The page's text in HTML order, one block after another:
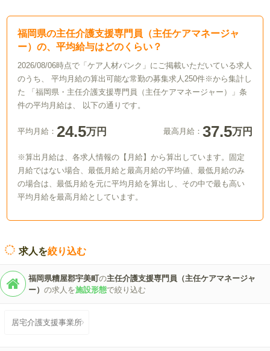
福岡県の主任介護支援専門員（主任ケアマネージャ
ー）の、平均給与はどのくらい？
2026/08/06時点で「ケア人材バンク」にご掲載いただいている求人
のうち、 平均月給の算出可能な常勤の募集求人250件※から集計し
た 「福岡県・主任介護支援専門員（主任ケアマネージャー）」条
件の平均月給は、 以下の通りです。
平均月給： 24.5万円 最高月給： 37.5万円
※算出月給は、各求人情報の【月給】から算出しています。固定
月給ではない場合、最低月給と最高月給の平均値、最低月給のみ
の場合は、最低月給を元に平均月給を算出し、その中で最も高い
平均月給を最高月給としています。
求人を絞り込む
福岡県糟屋郡宇美町の主任介護支援専門員（主任ケアマネージャ
ー）の求人を施設形態で絞り込む
居宅介護支援事業所